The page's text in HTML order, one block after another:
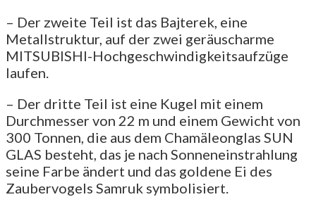
– Der zweite Teil ist das Bajterek, eine
Metallstruktur, auf der zwei geräuscharme
MITSUBISHI-Hochgeschwindigkeitsaufzüge
laufen.
– Der dritte Teil ist eine Kugel mit einem
Durchmesser von 22 m und einem Gewicht von
300 Tonnen, die aus dem Chamäleonglas SUN
GLAS besteht, das je nach Sonneneinstrahlung
seine Farbe ändert und das goldene Ei des
Zaubervogels Samruk symbolisiert.